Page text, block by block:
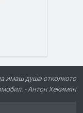
имаш душа отколкото
- Антон Хекимян